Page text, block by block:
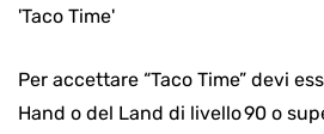
Per accettare “Taco Time” devi
Hand o del Land di livello 90 o